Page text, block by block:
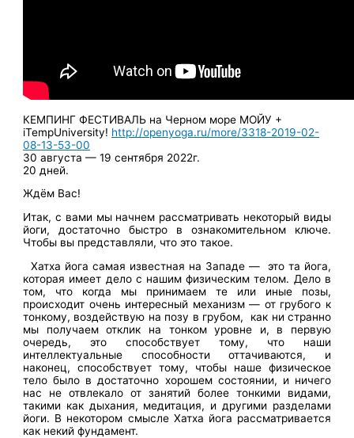
КЕМПИНГ ФЕСТИВАЛЬ на Черном море МОЙУ +
iTempUniversity! http://openyoga.ru/more/3318-2019-02-
08-13-53-00
30 августа — 19 сентября 2022г.
20 дней.
Ждём Вас!
Итак, с вами мы начнем рассматривать некоторый виды
йоги, достаточно быстро в ознакомительном ключе.
Чтобы вы представляли, что это такое.
Хатха йога самая известная на Западе — это та йога,
которая имеет дело с нашим физическим телом. Дело в
том, что когда мы принимаем те или иные позы,
происходит очень интересный механизм — от грубого к
тонкому, воздействую на позу в грубом, как ни странно
мы получаем отклик на тонком уровне и, в первую
очередь, это способствует тому, что наши
интеллектуальные способности оттачиваются, и
наконец, способствует тому, чтобы наше физическое
тело было в достаточно хорошем состоянии, и ничего
нас не отвлекало от занятий более тонкими видами,
такими как дыхания, медитация, и другими разделами
йоги. В некотором смысле Хатха йога рассматривается
как некий фундамент.